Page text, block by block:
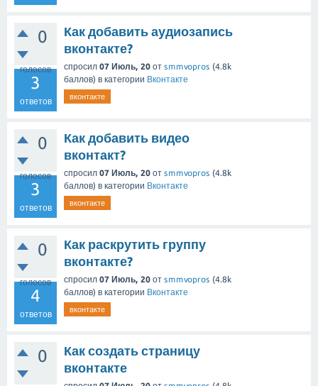
0
голосов
3
ответов
Как добавить аудиозапись
вконтакте?
спросил 07 Июль, 20 от smmvopros (4.8k
баллов) в категории Вконтакте
вконтакте
0
голосов
3
ответов
Как добавить видео
вконтакт?
спросил 07 Июль, 20 от smmvopros (4.8k
баллов) в категории Вконтакте
вконтакте
0
голосов
4
ответов
Как раскрутить группу
вконтакте?
спросил 07 Июль, 20 от smmvopros (4.8k
баллов) в категории Вконтакте
вконтакте
0
Как создать страницу
вконтакте